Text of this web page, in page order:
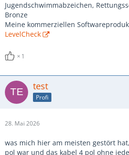
Jugendschwimmabzeichen,
Bronze
Meine kommerziellen
LevelCheck
1
test
Profi
28. Mai 2026
was mich hier am meisten gestört
pol war und das kabel 4 pol ohne